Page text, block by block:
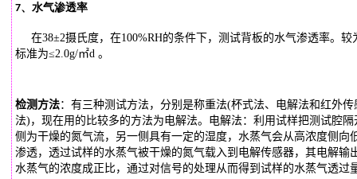
7、水气渗透率
在38±2摄氏度，在100%RH的条件下，测试背板的水气渗透率。较
标准为≤2.0g/㎡d 。
检测方法：有三种测试方法，分别是称重法(杯式法、电解法和红外传
法)，现在用的比较多的方法为电解法。电解法：利用试样把测试腔隔
侧为干燥的氮气流，另一侧具有一定的湿度，水蒸气会从高浓度侧向
渗透，透过试样的水蒸气被干燥的氮气载入到电解传感器，其电解输
水蒸气的浓度成正比，通过对信号的处理从而得到试样的水蒸气透过